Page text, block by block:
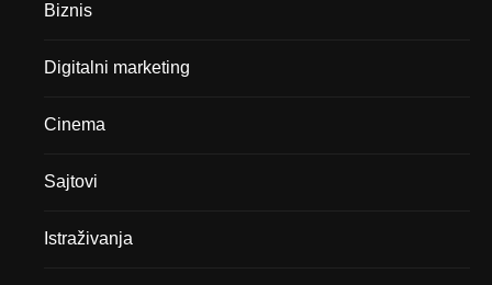
Biznis
Digitalni marketing
Cinema
Sajtovi
Istraživanja